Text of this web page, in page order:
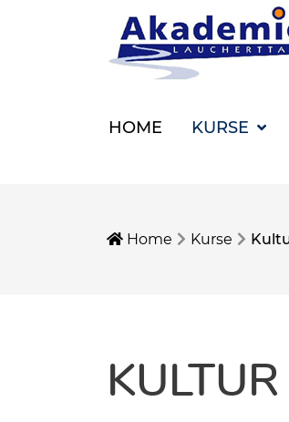
HOME KURSE
Home Kurse